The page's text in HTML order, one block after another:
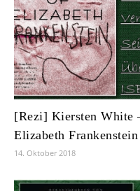
[Rezi] Kiersten White
Elizabeth Frankenstein
14. Oktober 2018